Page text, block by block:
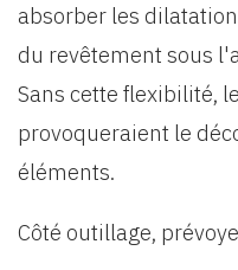
absorber les
du revêtement sous
Sans cette flexibilité,
provoqueraient le
éléments.
Côté outillage,